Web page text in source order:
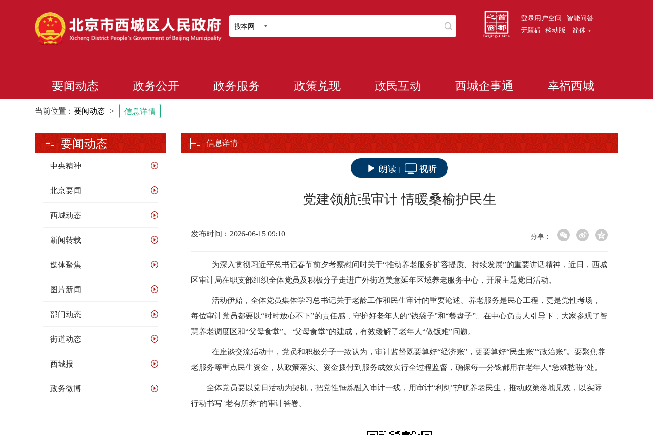
搜本网
登录用户空间 智能问答
无障碍 移动版 简体
要闻动态 政务公开 政务服务 政策兑现 政民互动 西城企事通 幸福西城
当前位置： 要闻动态 > 信息详情
要闻动态
中央精神
北京要闻
西城动态
新闻转载
媒体聚焦
图片新闻
部门动态
街道动态
西城报
政务微博
信息详情
朗读 | 视听
党建领航强审计 情暖桑榆护民生
发布时间：2026-06-15 09:10 分享：
为深入贯彻习近平总书记春节前夕考察慰问时关于“推动养老服务扩容提质、持续发展”的重要讲话精神，近日，西城
区审计局在职支部组织全体党员及积极分子走进广外街道美意延年区域养老服务中心，开展主题党日活动。
活动伊始，全体党员集体学习总书记关于老龄工作和民生审计的重要论述。养老服务是民心工程，更是党性考场，
每位审计党员都要以“时时放心不下”的责任感，守护好老年人的“钱袋子”和“餐盘子”。在中心负责人引导下，大家参观了智
慧养老调度区和“父母食堂”。“父母食堂”的建成，有效缓解了老年人“做饭难”问题。
在座谈交流活动中，党员和积极分子一致认为，审计监督既要算好“经济账”，更要算好“民生账”“政治账”。要聚焦养
老服务等重点民生资金，从政策落实、资金拨付到服务成效实行全过程监督，确保每一分钱都用在老年人“急难愁盼”处。
全体党员要以党日活动为契机，把党性锤炼融入审计一线，用审计“利剑”护航养老民生，推动政策落地见效，以实际
行动书写“老有所养”的审计答卷。